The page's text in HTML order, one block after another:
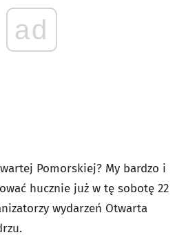
ad
Pomorskiej? My bardzo i
hucznie już w tę sobotę 22
wydarzeń Otwarta